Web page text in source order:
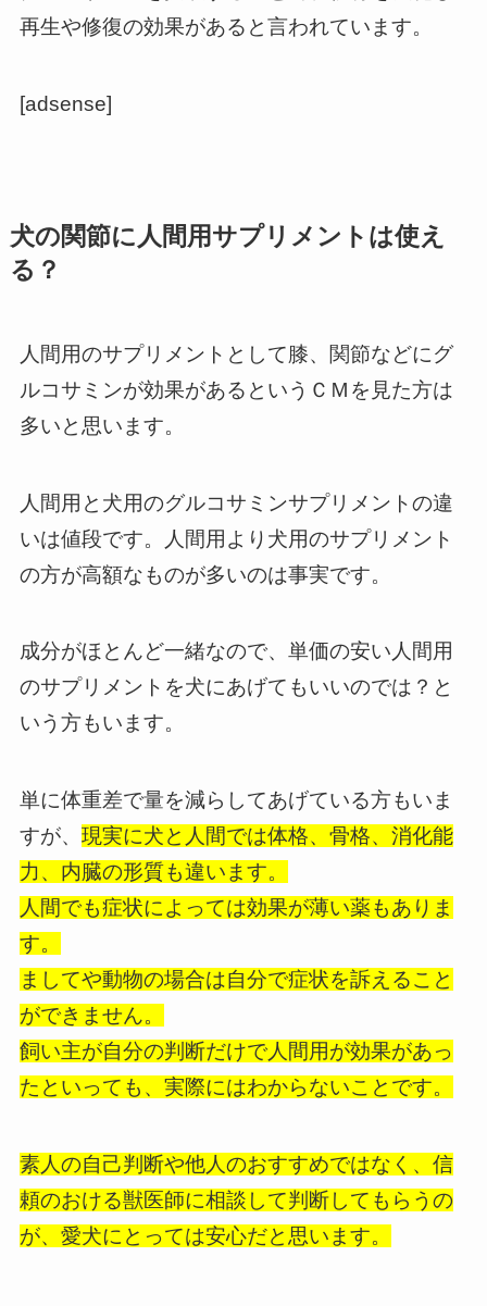
再生や修復の効果があると言われています。
[adsense]
犬の関節に人間用サプリメントは使え
る？
人間用のサプリメントとして膝、関節などにグ
ルコサミンが効果があるというＣＭを見た方は
多いと思います。
人間用と犬用のグルコサミンサプリメントの違
いは値段です。人間用より犬用のサプリメント
の方が高額なものが多いのは事実です。
成分がほとんど一緒なので、単価の安い人間用
のサプリメントを犬にあげてもいいのでは？と
いう方もいます。
単に体重差で量を減らしてあげている方もいま
すが、 現実に犬と人間では体格、骨格、消化能
力、内臓の形質も違います。
人間でも症状によっては効果が薄い薬もありま
す。
ましてや動物の場合は自分で症状を訴えること
ができません。
飼い主が自分の判断だけで人間用が効果があっ
たといっても、実際にはわからないことです。
素人の自己判断や他人のおすすめではなく、信
頼のおける獣医師に相談して判断してもらうの
が、愛犬にとっては安心だと思います。